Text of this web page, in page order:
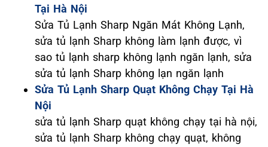
Tại Hà Nội
Sửa Tủ Lạnh Sharp Ngăn Mát Không Lạnh,
sửa tủ lạnh Sharp không làm lạnh được, vì
sao tủ lạnh sharp không lạnh ngăn lạnh, sửa
sửa tủ lạnh Sharp không lạn ngăn lạnh
Sửa Tủ Lạnh Sharp Quạt Không Chạy Tại Hà
Nội
sửa tủ lạnh Sharp quạt không chạy tại hà nội,
sửa tủ lạnh Sharp không chạy quạt, không